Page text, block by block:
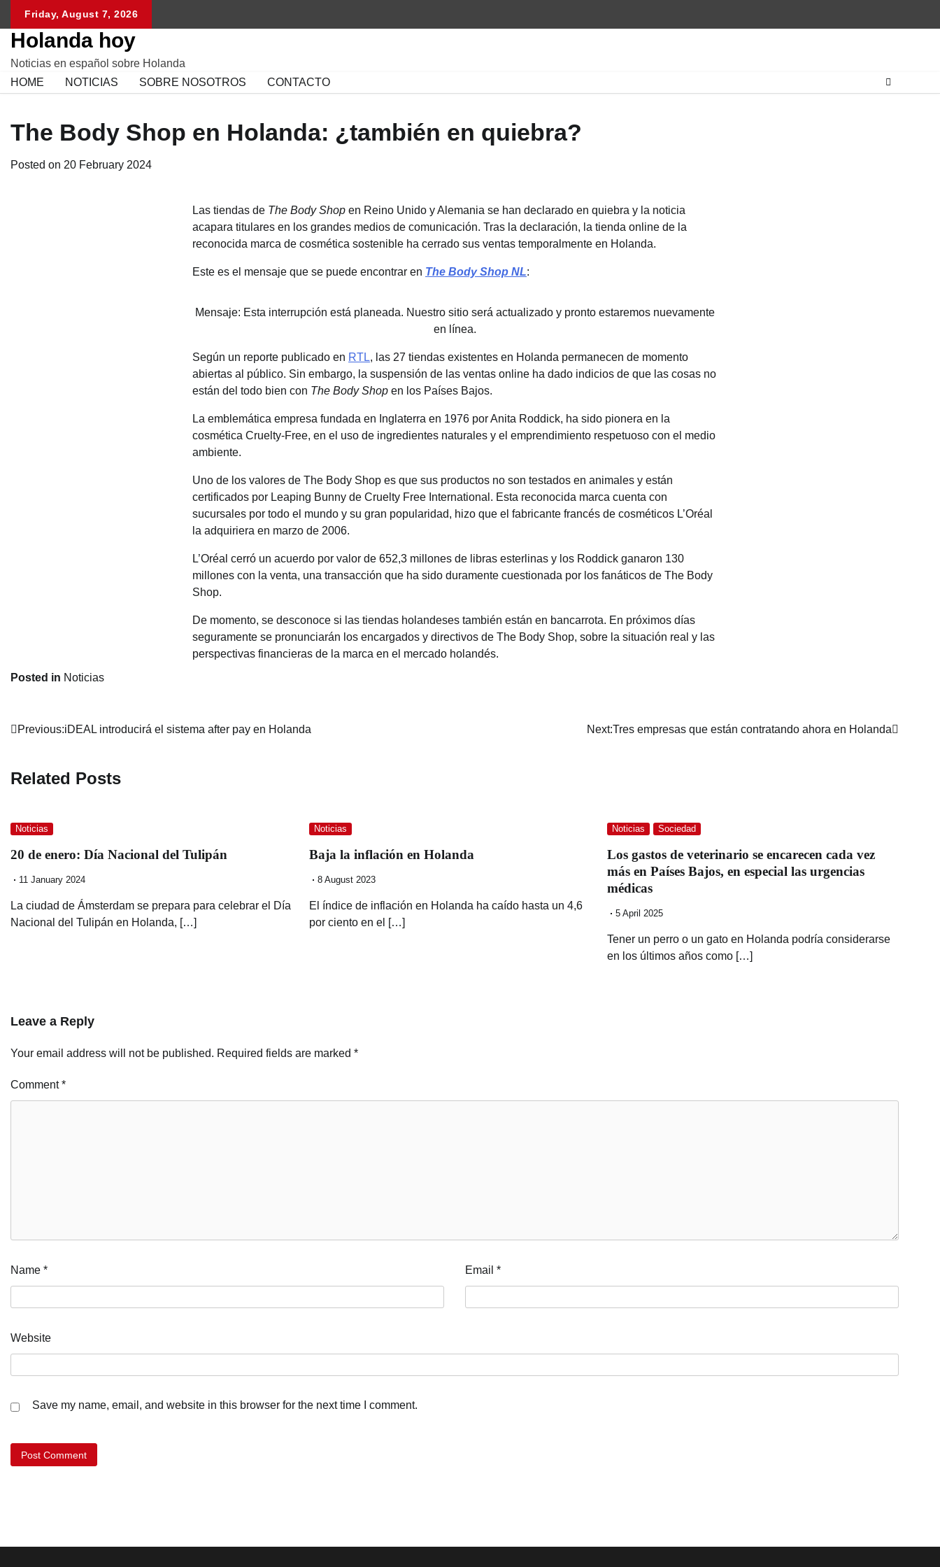
content
Friday, August 7, 2026
Holanda hoy
Noticias en español sobre Holanda
HOME
NOTICIAS SOBRE NOSOTROS CONTACTO
The Body Shop en Holanda: ¿también en quiebra?
Posted on 20 February 2024
Las tiendas de The Body Shop en Reino Unido y Alemania se han declarado en quiebra y la noticia
acapara titulares en los grandes medios de comunicación. Tras la declaración, la tienda online de la
reconocida marca de cosmética sostenible ha cerrado sus ventas temporalmente en Holanda.
Este es el mensaje que se puede encontrar en The Body Shop NL:
Mensaje: Esta interrupción está planeada. Nuestro sitio será actualizado y pronto estaremos nuevamente
en línea.
Según un reporte publicado en RTL, las 27 tiendas existentes en Holanda permanecen de momento
abiertas al público. Sin embargo, la suspensión de las ventas online ha dado indicios de que las cosas no
están del todo bien con The Body Shop en los Países Bajos.
La emblemática empresa fundada en Inglaterra en 1976 por Anita Roddick, ha sido pionera en la
cosmética Cruelty-Free, en el uso de ingredientes naturales y el emprendimiento respetuoso con el medio
ambiente.
Uno de los valores de The Body Shop es que sus productos no son testados en animales y están
certificados por Leaping Bunny de Cruelty Free International. Esta reconocida marca cuenta con
sucursales por todo el mundo y su gran popularidad, hizo que el fabricante francés de cosméticos L’Oréal
la adquiriera en marzo de 2006.
L’Oréal cerró un acuerdo por valor de 652,3 millones de libras esterlinas y los Roddick ganaron 130
millones con la venta, una transacción que ha sido duramente cuestionada por los fanáticos de The Body
Shop.
De momento, se desconoce si las tiendas holandeses también están en bancarrota. En próximos días
seguramente se pronunciarán los encargados y directivos de The Body Shop, sobre la situación real y las
perspectivas financieras de la marca en el mercado holandés.
Posted in Noticias
Post
Previous:iDEAL introducirá el sistema after pay en Holanda Next:Tres empresas que están contratando ahora en Holanda
Related Posts
Noticias
20 de enero: Día Nacional del Tulipán
11 January 2024
La ciudad de Ámsterdam se prepara para celebrar el Día
Nacional del Tulipán en Holanda, […]
Noticias
Baja la inflación en Holanda
8 August 2023
El índice de inflación en Holanda ha caído hasta un 4,6
por ciento en el […]
Noticias Sociedad
Los gastos de veterinario se encarecen cada vez
más en Países Bajos, en especial las urgencias
médicas
5 April 2025
Tener un perro o un gato en Holanda podría considerarse
en los últimos años como […]
Leave a Reply
Your email address will not be published. Required fields are marked *
Comment*
Name * Email *
Website
Save my name, email, and website in this browser for the next time I comment.